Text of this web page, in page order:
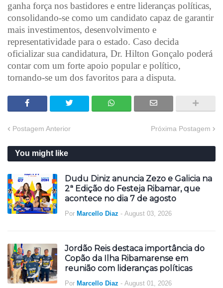
ganha força nos bastidores e entre lideranças políticas,
consolidando-se como um candidato capaz de garantir
mais investimentos, desenvolvimento e
representatividade para o estado. Caso decida
oficializar sua candidatura, Dr. Hilton Gonçalo poderá
contar com um forte apoio popular e político,
tornando-se um dos favoritos para a disputa.
Postagem Anterior Próxima Postagem
You might like
Dudu Diniz anuncia Zezo e Galicia na
2ª Edição do Festeja Ribamar, que
acontece no dia 7 de agosto
Por Marcello Diaz - August 03, 2026
Jordão Reis destaca importância do
Copão da Ilha Ribamarense em
reunião com lideranças políticas
Por Marcello Diaz - August 01, 2026